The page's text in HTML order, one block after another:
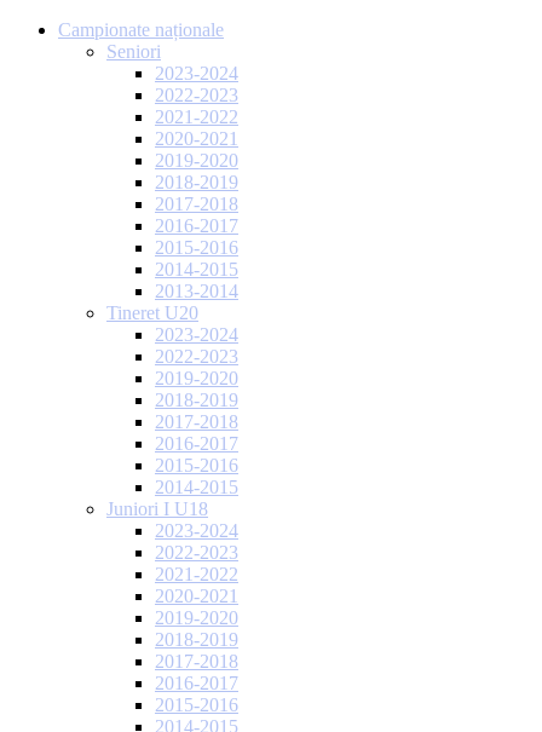
Campionate naționale
Seniori
2023-2024
2022-2023
2021-2022
2020-2021
2019-2020
2018-2019
2017-2018
2016-2017
2015-2016
2014-2015
2013-2014
Tineret U20
2023-2024
2022-2023
2019-2020
2018-2019
2017-2018
2016-2017
2015-2016
2014-2015
Juniori I U18
2023-2024
2022-2023
2021-2022
2020-2021
2019-2020
2018-2019
2017-2018
2016-2017
2015-2016
2014-2015